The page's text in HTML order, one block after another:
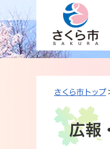
さくら市トップ
広報